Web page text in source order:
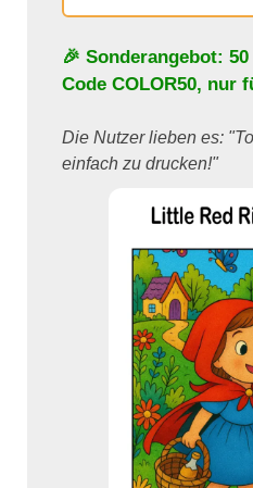
🎉 Sonderangebot:
Code COLOR50, nur
Die Nutzer lieben es:
einfach zu drucken!"